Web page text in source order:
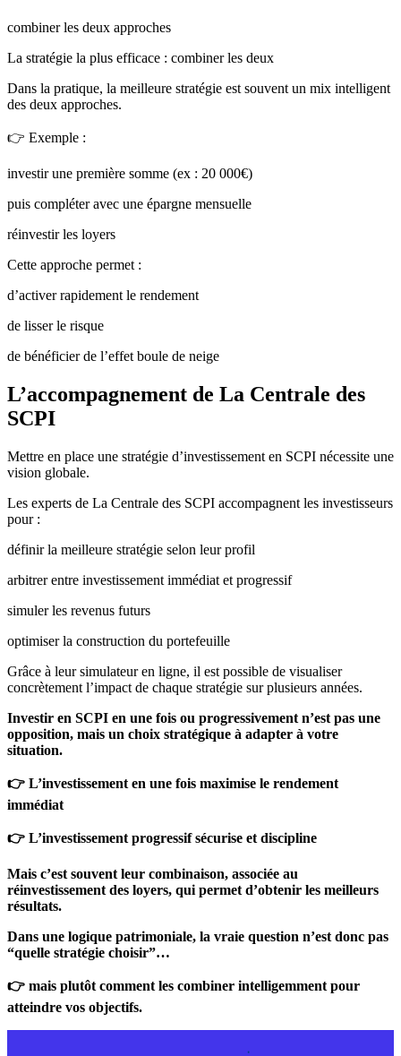
combiner les deux approches
La stratégie la plus efficace : combiner les deux
Dans la pratique, la meilleure stratégie est souvent un mix intelligent
des deux approches.
👉 Exemple :
investir une première somme (ex : 20 000€)
puis compléter avec une épargne mensuelle
réinvestir les loyers
Cette approche permet :
d’activer rapidement le rendement
de lisser le risque
de bénéficier de l’effet boule de neige
L’accompagnement de La Centrale des
SCPI
Mettre en place une stratégie d’investissement en SCPI nécessite une
vision globale.
Les experts de La Centrale des SCPI accompagnent les investisseurs
pour :
définir la meilleure stratégie selon leur profil
arbitrer entre investissement immédiat et progressif
simuler les revenus futurs
optimiser la construction du portefeuille
Grâce à leur simulateur en ligne, il est possible de visualiser
concrètement l’impact de chaque stratégie sur plusieurs années.
Investir en SCPI en une fois ou progressivement n’est pas une
opposition, mais un choix stratégique à adapter à votre
situation.
👉 L’investissement en une fois maximise le rendement
immédiat
👉 L’investissement progressif sécurise et discipline
Mais c’est souvent leur combinaison, associée au
réinvestissement des loyers, qui permet d’obtenir les meilleurs
résultats.
Dans une logique patrimoniale, la vraie question n’est donc pas
“quelle stratégie choisir”…
👉 mais plutôt comment les combiner intelligemment pour
atteindre vos objectifs.